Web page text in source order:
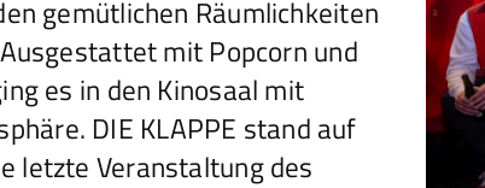
gemütlichen Räumlichkeiten
mit Popcorn und
es in den Kinosaal mit
DIE KLAPPE stand auf
letzte Veranstaltung des